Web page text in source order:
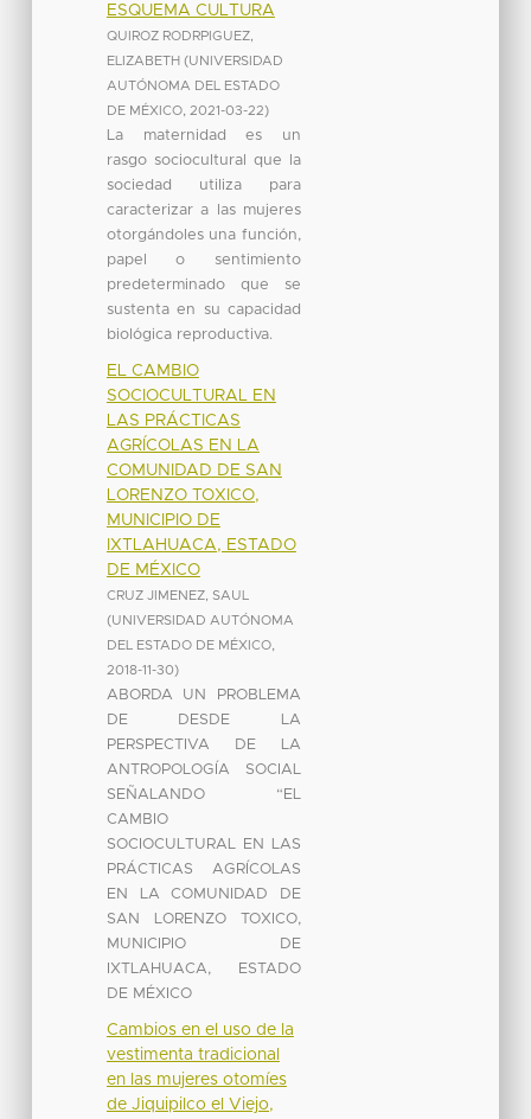
ESQUEMA CULTURA
QUIROZ RODRPIGUEZ,
ELIZABETH (UNIVERSIDAD
AUTÓNOMA DEL ESTADO
DE MÉXICO, 2021-03-22)
La maternidad es un
rasgo sociocultural que la
sociedad utiliza para
caracterizar a las mujeres
otorgándoles una función,
papel o sentimiento
predeterminado que se
sustenta en su capacidad
biológica reproductiva.
EL CAMBIO
SOCIOCULTURAL EN
LAS PRÁCTICAS
AGRÍCOLAS EN LA
COMUNIDAD DE SAN
LORENZO TOXICO,
MUNICIPIO DE
IXTLAHUACA, ESTADO
DE MÉXICO
CRUZ JIMENEZ, SAUL
(UNIVERSIDAD AUTÓNOMA
DEL ESTADO DE MÉXICO,
2018-11-30)
ABORDA UN PROBLEMA
DE DESDE LA
PERSPECTIVA DE LA
ANTROPOLOGÍA SOCIAL
SEÑALANDO “EL
CAMBIO
SOCIOCULTURAL EN LAS
PRÁCTICAS AGRÍCOLAS
EN LA COMUNIDAD DE
SAN LORENZO TOXICO,
MUNICIPIO DE
IXTLAHUACA, ESTADO
DE MÉXICO
Cambios en el uso de la
vestimenta tradicional
en las mujeres otomíes
de Jiquipilco el Viejo,